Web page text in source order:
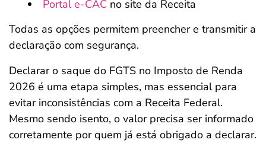
Portal e-CAC no site da Receita
Todas as opções permitem preencher e transmitir a
declaração com segurança.
Declarar o saque do FGTS no Imposto de Renda
2026 é uma etapa simples, mas essencial para
evitar inconsistências com a Receita Federal.
Mesmo sendo isento, o valor precisa ser informado
corretamente por quem já está obrigado a declarar.